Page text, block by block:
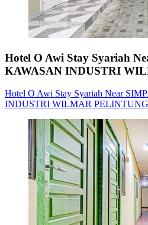
Hotel O Awi Stay Syariah
KAWASAN INDUSTRI
Hotel O Awi Stay Syariah Near
INDUSTRI WILMAR PELINTUNG